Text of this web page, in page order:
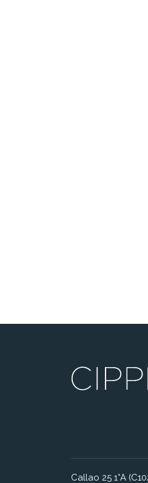
Callao 25 1°A